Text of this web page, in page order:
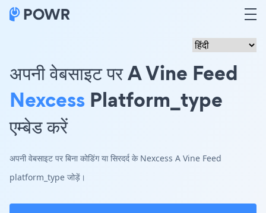
अपनी वेबसाइट पर A Vine Feed
Nexcess Platform_type
एम्बेड करें
अपनी वेबसाइट पर बिना कोडिंग या सिरदर्द के Nexcess A Vine Feed
platform_type जोड़ें।